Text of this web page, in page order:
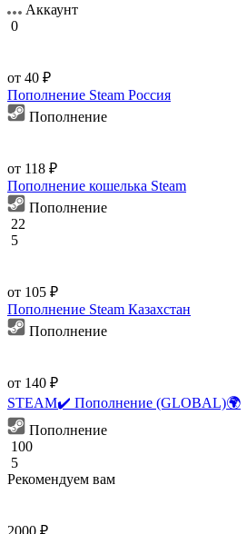
Аккаунт
0
от 40 ₽
Пополнение Steam Россия
Пополнение
от 118 ₽
Пополнение кошелька Steam
Пополнение
22
5
от 105 ₽
Пополнение Steam Казахстан
Пополнение
от 140 ₽
STEAM✔️ Пополнение (GLOBAL)🌍
Пополнение
100
5
Рекомендуем вам
2000 ₽